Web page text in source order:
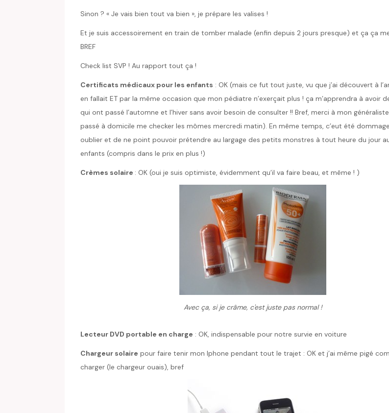
Sinon ? « Je vais bien tout va bien », je prépare les valises !
Et je suis accessoirement en train de tomber malade (enfin depuis 2 jours presque) et ça ça
BREF
Check list SVP ! Au rapport tout ça !
Certificats médicaux pour les enfants : OK (mais ce fut tout juste, vu que j’ai découvert à
en fallait ET par la même occasion que mon pédiatre n’exerçait plus ! ça m’apprendra à avoir
qui ont passé l’automne et l’hiver sans avoir besoin de consulter !! Bref, merci à mon
passé à domicile me checker les mômes mercredi matin). En même temps, c’eut été
oublier et de ne point pouvoir prétendre au largage des petits monstres à tout heure du jour
enfants (compris dans le prix en plus !)
Crèmes solaire : OK (oui je suis optimiste, évidemment qu’il va faire beau, et même ! )
Avec ça, si je crâme, c'est juste pas normal !
Lecteur DVD portable en charge : OK, indispensable pour notre survie en voiture
Chargeur solaire pour faire tenir mon Iphone pendant tout le trajet : OK et j’ai même pigé
charger (le chargeur ouais), bref